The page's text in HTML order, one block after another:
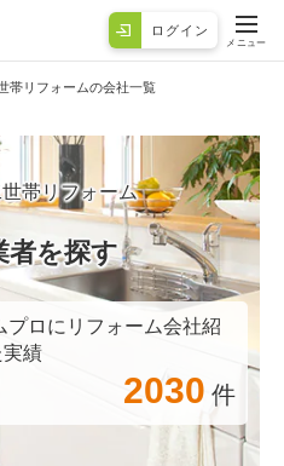
ログイン
メニュー
帯リフォームの会社一覧
帯リフォーム
者を探す
プロにリフォーム会社紹
績
2030 件